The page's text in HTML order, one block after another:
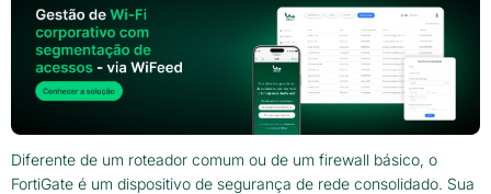
Diferente de um roteador comum ou de um firewall básico, o
FortiGate é um dispositivo de segurança de rede consolidado. Sua